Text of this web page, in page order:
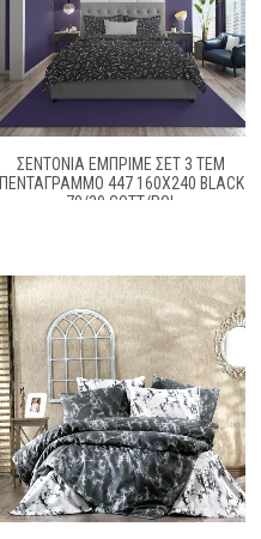
ΣΕΝΤΟΝΙΑ ΕΜΠΡΙΜΕ ΣΕΤ 3 ΤΕΜ
ΠΕΝΤΆΓΡΑΜΜΟ 447 160X240 BLACK
70/30 COTT/POL